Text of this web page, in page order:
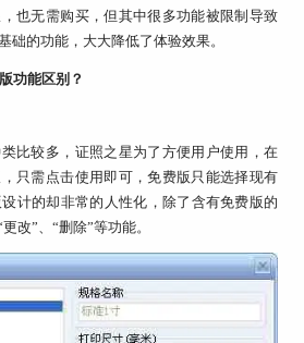
也无需购买，但其中很多功能被限制导致
础的功能，大大降低了体验效果。
功能区别？
比较多，证照之星为了方便用户使用，在
只需点击使用即可，免费版只能选择现有
计的却非常的人性化，除了含有免费版的
改”、“删除”等功能。